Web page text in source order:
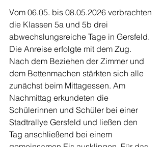
Vom 06.05. bis 08.05.2026 verbrachten
die Klassen 5a und 5b drei
abwechslungsreiche Tage in Gersfeld.
Die Anreise erfolgte mit dem Zug.
Nach dem Beziehen der Zimmer und
dem Bettenmachen stärkten sich alle
zunächst beim Mittagessen. Am
Nachmittag erkundeten die
Schülerinnen und Schüler bei einer
Stadtrallye Gersfeld und ließen den
Tag anschließend bei einem